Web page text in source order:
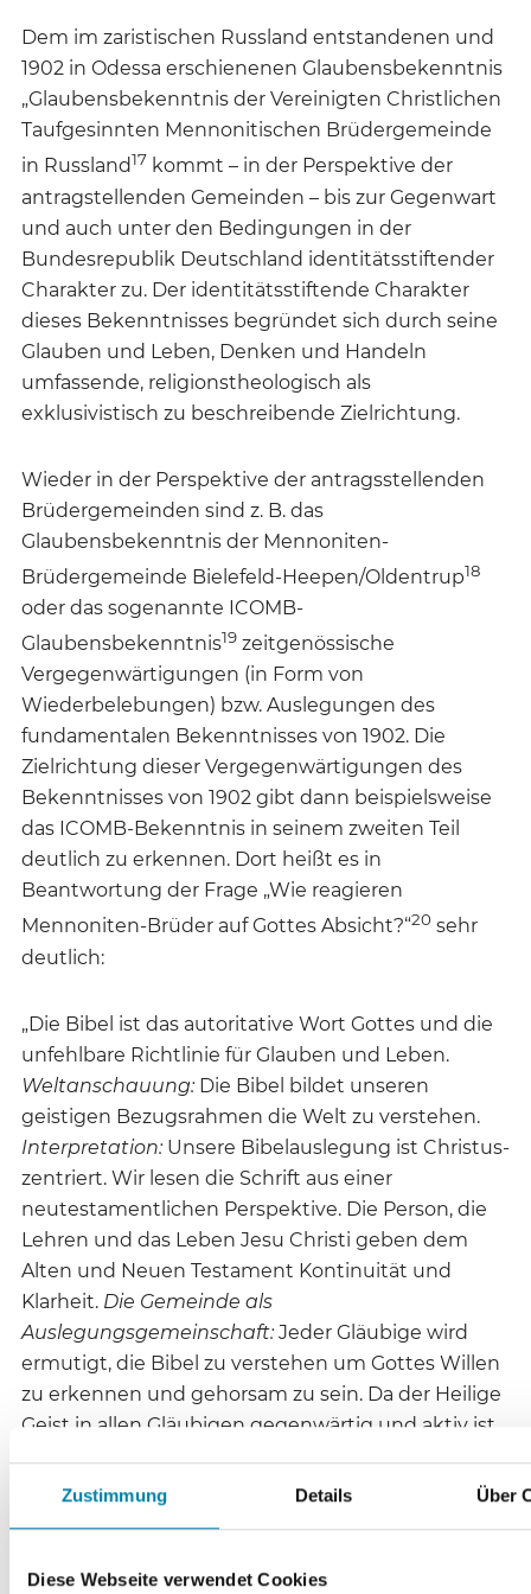
Zustimmung Details Über
Diese Webseite verwendet Cookies
Dem im zaristischen Russland entstandenen und
1902 in Odessa erschienenen Glaubensbekenntnis
„Glaubensbekenntnis der Vereinigten Christlichen
Taufgesinnten Mennonitischen Brüdergemeinde
in Russland17 kommt – in der Perspektive der
antragstellenden Gemeinden – bis zur Gegenwart
und auch unter den Bedingungen in der
Bundesrepublik Deutschland identitätsstiftender
Charakter zu. Der identitätsstiftende Charakter
dieses Bekenntnisses begründet sich durch seine
Glauben und Leben, Denken und Handeln
umfassende, religionstheologisch als
exklusivistisch zu beschreibende Zielrichtung.
Wieder in der Perspektive der antragsstellenden
Brüdergemeinden sind z. B. das
Glaubensbekenntnis der Mennoniten-
Brüdergemeinde Bielefeld-Heepen/Oldentrup18
oder das sogenannte ICOMB-
Glaubensbekenntnis19 zeitgenössische
Vergegenwärtigungen (in Form von
Wiederbelebungen) bzw. Auslegungen des
fundamentalen Bekenntnisses von 1902. Die
Zielrichtung dieser Vergegenwärtigungen des
Bekenntnisses von 1902 gibt dann beispielsweise
das ICOMB-Bekenntnis in seinem zweiten Teil
deutlich zu erkennen. Dort heißt es in
Beantwortung der Frage „Wie reagieren
Mennoniten-Brüder auf Gottes Absicht?“20 sehr
deutlich:
„Die Bibel ist das autoritative Wort Gottes und die
unfehlbare Richtlinie für Glauben und Leben.
Weltanschauung: Die Bibel bildet unseren
geistigen Bezugsrahmen die Welt zu verstehen.
Interpretation: Unsere Bibelauslegung ist Christus-
zentriert. Wir lesen die Schrift aus einer
neutestamentlichen Perspektive. Die Person, die
Lehren und das Leben Jesu Christi geben dem
Alten und Neuen Testament Kontinuität und
Klarheit. Die Gemeinde als
Auslegungsgemeinschaft: Jeder Gläubige wird
ermutigt, die Bibel zu verstehen um Gottes Willen
zu erkennen und gehorsam zu sein. Da der Heilige
Geist in allen Gläubigen gegenwärtig und aktiv ist,
und ihre Forderungen für das heutige Leben.“
Perspektive der normativen (alltags-)ethischen